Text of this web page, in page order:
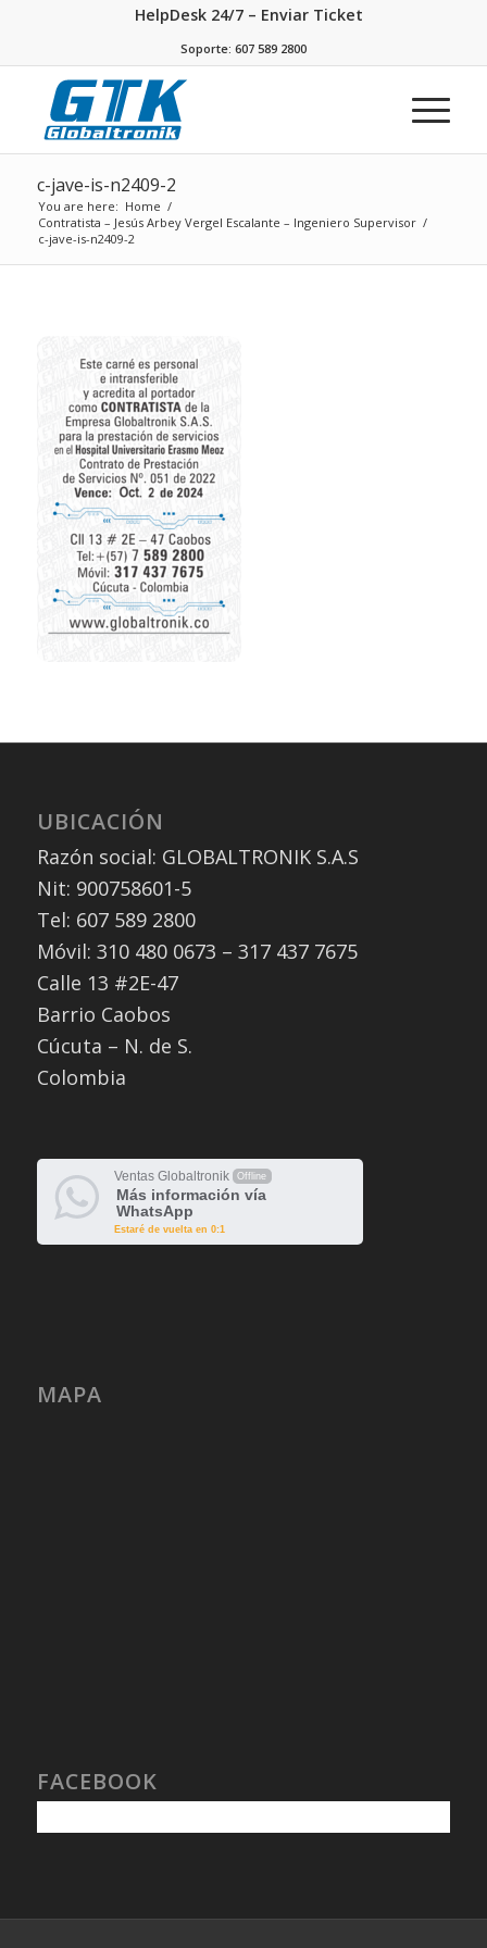
HelpDesk 24/7 – Enviar Ticket
Soporte: 607 589 2800
c-jave-is-n2409-2
You are here: Home /
Contratista – Jesús Arbey Vergel Escalante – Ingeniero Supervisor /
c-jave-is-n2409-2
UBICACIÓN
Razón social: GLOBALTRONIK S.A.S
Nit: 900758601-5
Tel: 607 589 2800
Móvil: 310 480 0673 – 317 437 7675
Calle 13 #2E-47
Barrio Caobos
Cúcuta – N. de S.
Colombia
Ventas Globaltronik Offline
Más información vía
WhatsApp
Estaré de vuelta en 0:1
MAPA
FACEBOOK